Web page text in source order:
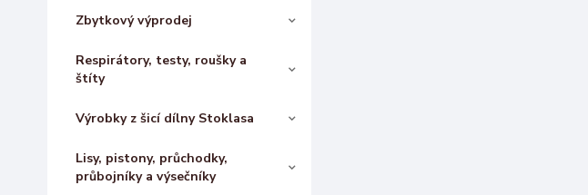
Zbytkový výprodej
Respirátory, testy, roušky a
štíty
Výrobky z šicí dílny Stoklasa
Lisy, pistony, průchodky,
průbojníky a výsečníky